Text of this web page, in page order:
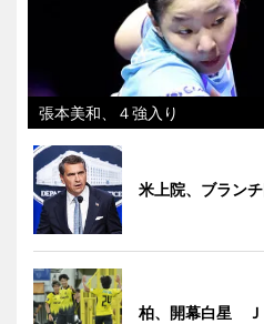
張本美和、４強入り
米上院、ブラン
柏、開幕白星 Ｊ